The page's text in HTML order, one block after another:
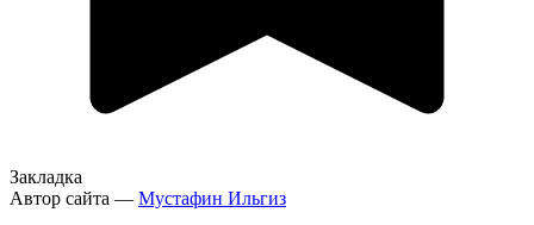
Закладка
Автор сайта — Мустафин Ильгиз